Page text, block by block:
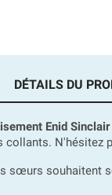
DÉTAILS DU
Enid
collants. N'hésitez
sœurs souhaitent